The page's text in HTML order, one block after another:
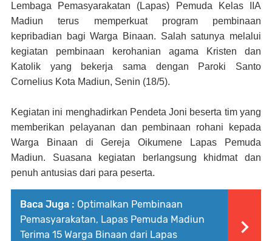
Lembaga Pemasyarakatan (Lapas) Pemuda Kelas IIA
Madiun terus memperkuat program pembinaan
kepribadian bagi Warga Binaan. Salah satunya melalui
kegiatan pembinaan kerohanian agama Kristen dan
Katolik yang bekerja sama dengan Paroki Santo
Cornelius Kota Madiun, Senin (18/5).
Kegiatan ini menghadirkan Pendeta Joni beserta tim yang
memberikan pelayanan dan pembinaan rohani kepada
Warga Binaan di Gereja Oikumene Lapas Pemuda
Madiun. Suasana kegiatan berlangsung khidmat dan
penuh antusias dari para peserta.
Baca Juga : Optimalkan Pembinaan
Pemasyarakatan, Lapas Pemuda Madiun
Terima 15 Warga Binaan dari Lapas